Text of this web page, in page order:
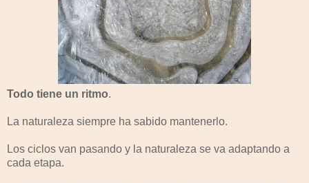
Todo tiene un ritmo.
La naturaleza siempre ha sabido mantenerlo.
Los ciclos van pasando y la naturaleza se va adaptando a
cada etapa.